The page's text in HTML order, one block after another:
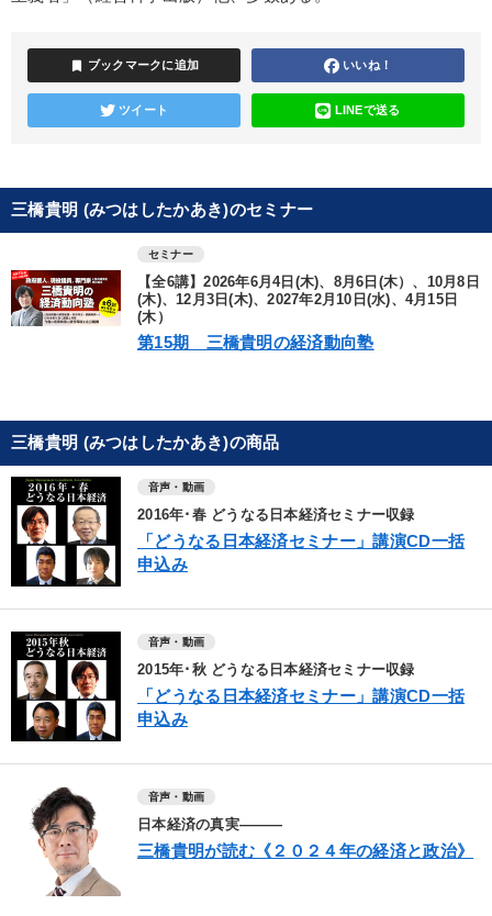
bookmark ブックマークに追加 いいね！
ツイート LINEで送る
三橋貴明 (みつはしたかあき)のセミナー
セミナー
【全6講】2026年6月4日(木)、8月6日(木）、10月8日
(木)、12月3日(木)、2027年2月10日(水)、4月15日
(木）
第15期 三橋貴明の経済動向塾
三橋貴明 (みつはしたかあき)の商品
音声・動画
2016年･春 どうなる日本経済セミナー収録
「どうなる日本経済セミナー」講演CD一括
申込み
音声・動画
2015年･秋 どうなる日本経済セミナー収録
「どうなる日本経済セミナー」講演CD一括
申込み
音声・動画
日本経済の真実―――
三橋貴明が読む《２０２４年の経済と政治》